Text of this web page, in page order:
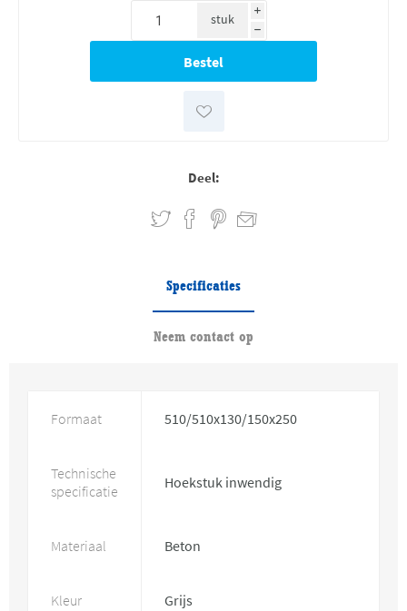
i
h
stuk
Deel:
Specificaties
Neem contact op
Formaat 510/510x130/150x250
Technische
specificatie
Hoekstuk inwendig
Materiaal Beton
Kleur Grijs